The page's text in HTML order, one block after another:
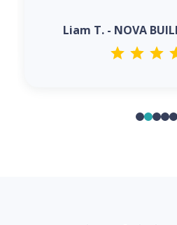
Liam T. - NOVA